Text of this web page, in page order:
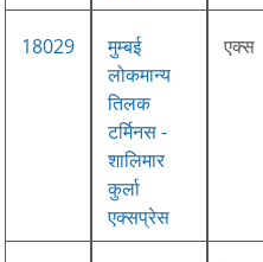
18029
मुम्बई
लोकमान्य
तिलक
टर्मिनस -
शालिमार
कुर्ला
एक्सप्रेस
एक्स